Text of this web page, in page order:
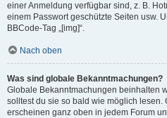
einer Anmeldung verfügbar sind, z. B.
einem Passwort geschützte Seiten usw.
BBCode-Tag „[img]“.
Nach oben
Was sind globale Bekanntmachungen?
Globale Bekanntmachungen beinhalten
solltest du sie so bald wie möglich lesen.
erscheinen ganz oben in jedem Forum